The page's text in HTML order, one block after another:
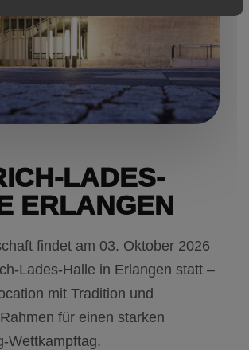
LADES-
ERLANGEN
findet am 03. Oktober 2026
Lades-Halle in Erlangen statt –
mit Tradition und
für einen starken
Wettkampftag.